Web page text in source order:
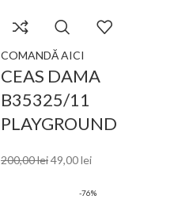
COMANDĂ AICI
CEAS DAMA
B35325/11
PLAYGROUND
200,00lei49,00lei
-76%